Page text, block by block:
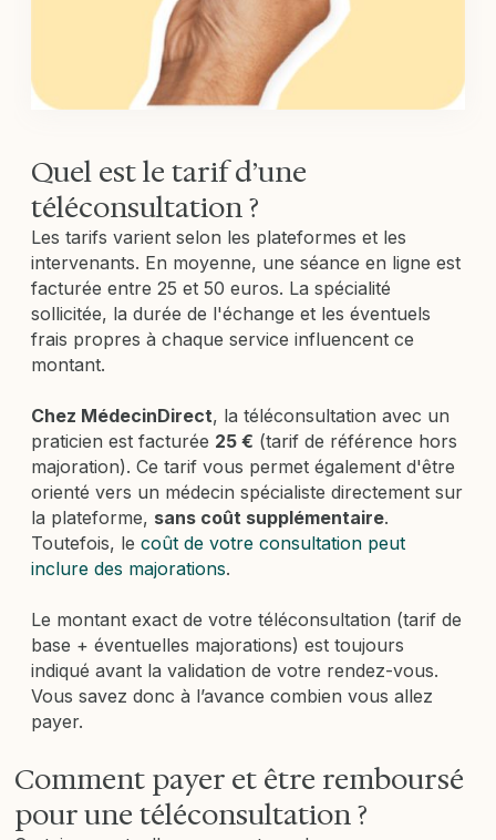
Quel est le tarif d’une
téléconsultation ?
Les tarifs varient selon les plateformes et les
intervenants. En moyenne, une séance en ligne est
facturée entre 25 et 50 euros. La spécialité
sollicitée, la durée de l'échange et les éventuels
frais propres à chaque service influencent ce
montant.
Chez MédecinDirect, la téléconsultation avec un
praticien est facturée 25 € (tarif de référence hors
majoration). Ce tarif vous permet également d'être
orienté vers un médecin spécialiste directement sur
la plateforme, sans coût supplémentaire.
Toutefois, lecoût de votre consultation peut
inclure des majorations.
Le montant exact de votre téléconsultation (tarif de
base + éventuelles majorations) est toujours
indiqué avant la validation de votre rendez-vous.
Vous savez donc à l’avance combien vous allez
payer.
Comment payer et être remboursé
pour une téléconsultation ?